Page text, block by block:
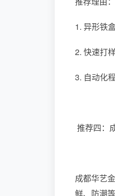
1. 异形铁
2. 快速打
3. 自动化
推荐四：
成都华艺
鲜、防潮